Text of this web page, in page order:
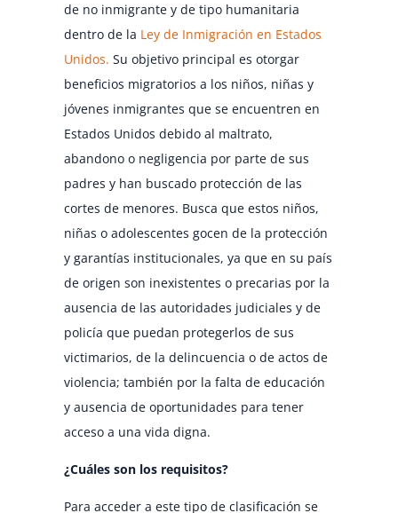
de no inmigrante y de tipo humanitaria
dentro de la Ley de Inmigración en Estados
Unidos. Su objetivo principal es otorgar
beneficios migratorios a los niños, niñas y
jóvenes inmigrantes que se encuentren en
Estados Unidos debido al maltrato,
abandono o negligencia por parte de sus
padres y han buscado protección de las
cortes de menores. Busca que estos niños,
niñas o adolescentes gocen de la protección
y garantías institucionales, ya que en su país
de origen son inexistentes o precarias por la
ausencia de las autoridades judiciales y de
policía que puedan protegerlos de sus
victimarios, de la delincuencia o de actos de
violencia; también por la falta de educación
y ausencia de oportunidades para tener
acceso a una vida digna.
¿Cuáles son los requisitos?
Para acceder a este tipo de clasificación se